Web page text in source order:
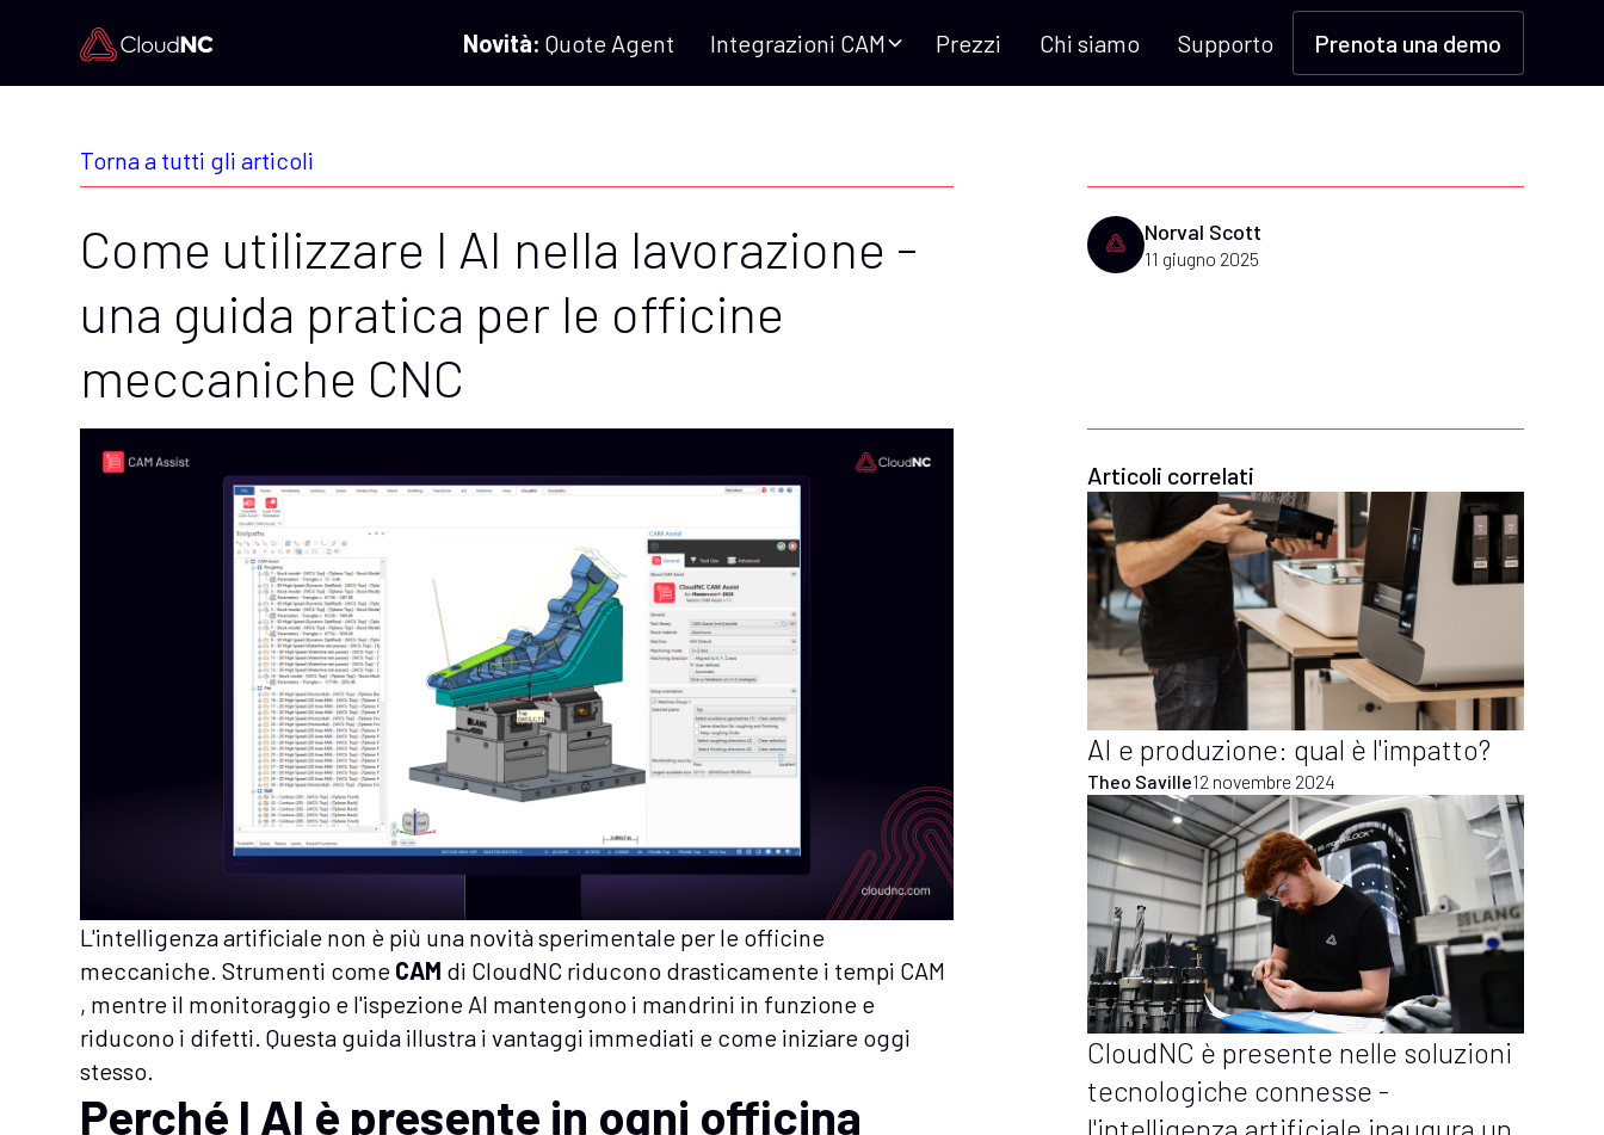
Novità: Quote Agent Integrazioni CAM Prezzi Chi siamo Supporto Prenota una demo
Torna a tutti gli articoli
Come utilizzare l AI nella lavorazione -
una guida pratica per le officine
meccaniche CNC
Norval Scott
11 giugno 2025
L'intelligenza artificiale non è più una novità sperimentale per le officine
meccaniche. Strumenti come CAM di CloudNC riducono drasticamente i tempi CAM
, mentre il monitoraggio e l'ispezione AI mantengono i mandrini in funzione e
riducono i difetti. Questa guida illustra i vantaggi immediati e come iniziare oggi
stesso.
Perché l AI è presente in ogni officina
Articoli correlati
AI e produzione: qual è l'impatto?
Theo Saville12 novembre 2024
CloudNC è presente nelle soluzioni
tecnologiche connesse -